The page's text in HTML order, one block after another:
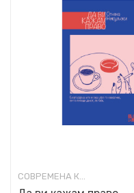
СОВРЕМЕНА КНИЖЕВНОСТ